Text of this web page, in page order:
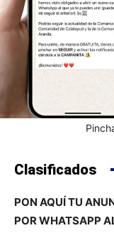
Clasificados
PON AQUÍ TU
POR WHATSAPP